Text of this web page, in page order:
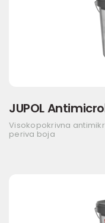
JUPOL
Visokopokrivna
periva boja